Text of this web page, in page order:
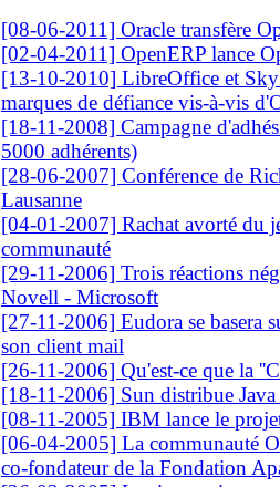
[08-06-2011] Oracle transfère
[02-04-2011] OpenERP lance
[13-10-2010] LibreOffice et
marques de défiance vis-à-vis
[18-11-2008] Campagne
5000 adhérents)
[28-06-2007] Conférence de
Lausanne
[04-01-2007] Rachat avorté du
communauté
[29-11-2006] Trois réactions
Novell - Microsoft
[27-11-2006] Eudora se basera
son client mail
[26-11-2006] Qu'est-ce que la
[18-11-2006] Sun distribue
[08-11-2005] IBM lance le
[06-04-2005] La communauté
co-fondateur de la Fondation